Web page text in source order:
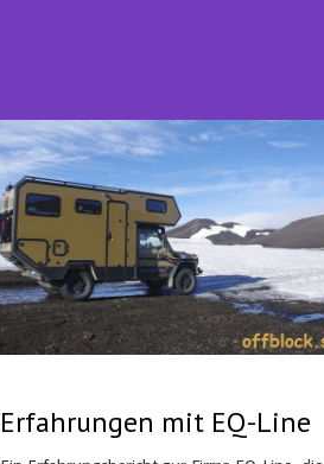
Erfahrungen mit EQ-Line